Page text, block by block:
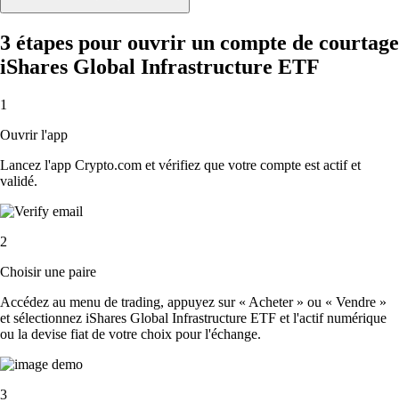
3 étapes pour ouvrir un compte de courtage
iShares Global Infrastructure ETF
1
Ouvrir l'app
Lancez l'app Crypto.com et vérifiez que votre compte est actif et
validé.
2
Choisir une paire
Accédez au menu de trading, appuyez sur « Acheter » ou « Vendre »
et sélectionnez iShares Global Infrastructure ETF et l'actif numérique
ou la devise fiat de votre choix pour l'échange.
3